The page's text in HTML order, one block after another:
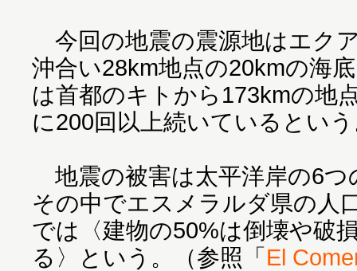
今回の地震の震源地はエク
沖合い28km地点の20kmの海
は首都のキトから173kmの地
に200回以上続いているとい
地震の被害は太平洋岸の6つ
その中でエスメラルダ県の人
では〈建物の50%は倒壊や破
る〉という。（参照「El